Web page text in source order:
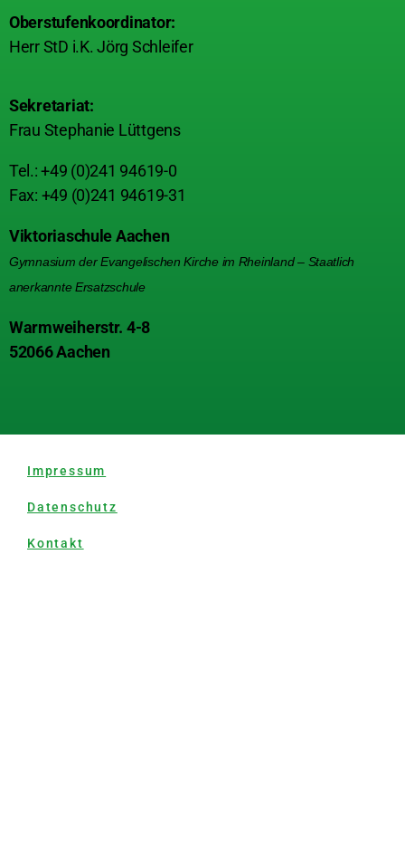
Oberstufenkoordinator:
Herr StD i.K. Jörg Schleifer
Sekretariat:
Frau Stephanie Lüttgens
Tel.: +49 (0)241 94619-0
Fax: +49 (0)241 94619-31
Viktoriaschule Aachen
Gymnasium der Evangelischen Kirche im Rheinland – Staatlich
anerkannte Ersatzschule
Warmweiherstr. 4-8
52066 Aachen
Impressum
Datenschutz
Kontakt